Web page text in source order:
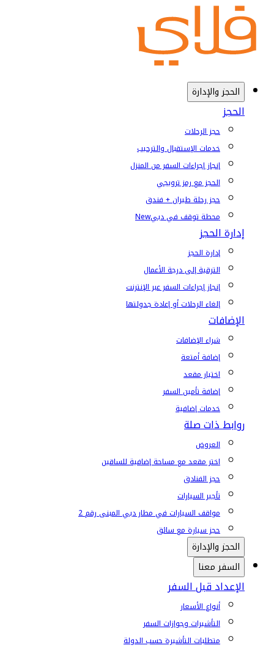
الحجز والإدارة
الحجز
حجز الرحلات
خدمات الإستقبال والترحيب
إنجاز إجراءات السفر من المنزل
الحجز مع رمز ترويجي
حجز رحلة طيران + فندق
محطة توقف في دبيNew
إدارة الحجز
إدارة الحجز
الترقية إلى درجة الأعمال
إنجاز إجراءات السفر عبر الإنترنت
إلغاء الرحلات أو إعادة جدولتها
الإضافات
شراء الإضافات
إضافة أمتعة
اختيار مقعد
إضافة تأمين السفر
خدمات إضافية
روابط ذات صلة
العروض
اختر مقعد مع مساحة إضافية للساقين
حجز الفنادق
تأجير السيارات
مواقف السيارات في مطار دبي المبنى رقم 2
حجز سيارة مع سائق
الحجز والإدارة
السفر معنا
الإعداد قبل السفر
أنواع الأسعار
التأشيرات وجوازات السفر
متطلبات التأشيرة حسب الدولة